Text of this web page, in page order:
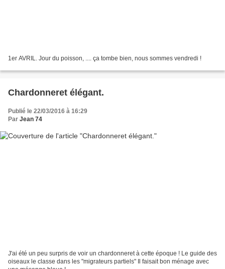
1er AVRIL. Jour du poisson, .... ça tombe bien, nous sommes vendredi !
Chardonneret élégant.
Publié le 22/03/2016 à 16:29
Par Jean 74
J'ai été un peu surpris de voir un chardonneret à cette époque ! Le guide des
oiseaux le classe dans les "migrateurs partiels" Il faisait bon ménage avec